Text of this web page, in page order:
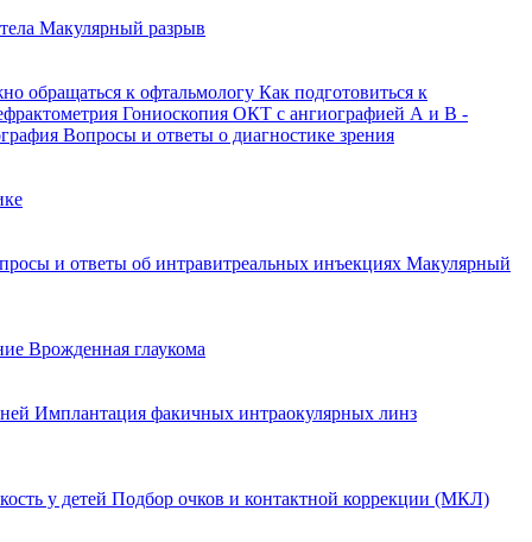
Макулярный разрыв
обращаться к офтальмологу Как подготовиться к
Гониоскопия ОКТ с ангиографией А и В -
Вопросы и ответы о диагностике зрения
и ответы об интравитреальных инъекциях Макулярный
Врожденная глаукома
Имплантация факичных интраокулярных линз
у детей Подбор очков и контактной коррекции (МКЛ)